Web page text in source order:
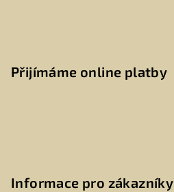
Přijímáme online platby
Informace pro zákazníky